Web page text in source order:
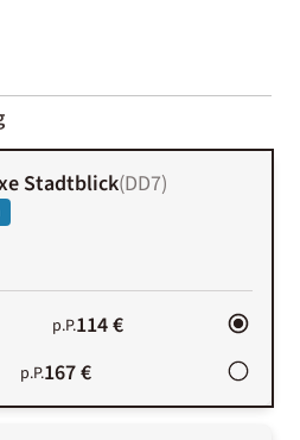
Stadtblick(DD7)
p.P.114 €
p.P.167 €